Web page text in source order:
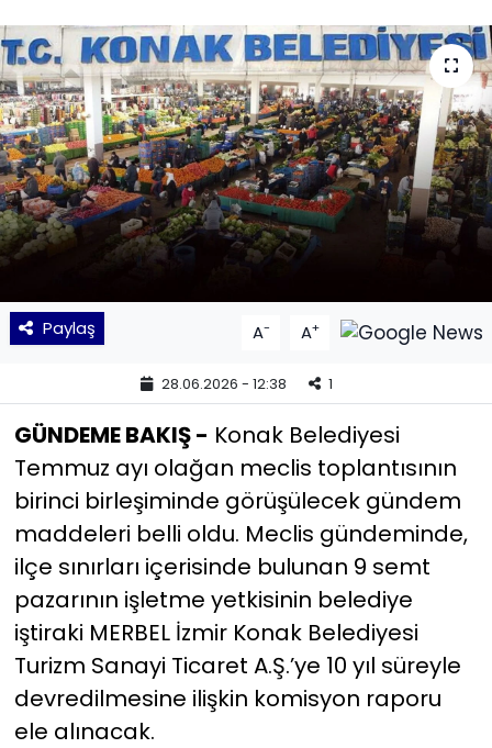
Paylaş A- A+
28.06.2026 - 12:38 1
GÜNDEME BAKIŞ - Konak Belediyesi
Temmuz ayı olağan meclis toplantısının
birinci birleşiminde görüşülecek gündem
maddeleri belli oldu. Meclis gündeminde,
ilçe sınırları içerisinde bulunan 9 semt
pazarının işletme yetkisinin belediye
iştiraki MERBEL İzmir Konak Belediyesi
Turizm Sanayi Ticaret A.Ş.’ye 10 yıl süreyle
devredilmesine ilişkin komisyon raporu
ele alınacak.
MAGAZİN
POLİTİKA
SAĞLIK
Siyaset
SPOR
TEKNOLOJİ
YEREL POLİTİKA
YEREL YÖNETİMLER
Yurt